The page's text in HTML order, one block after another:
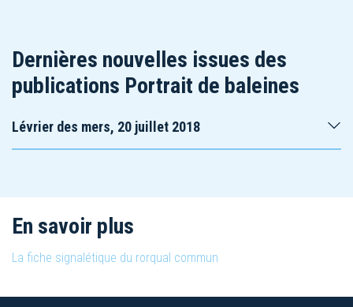
Dernières nouvelles issues des
publications Portrait de baleines
Lévrier des mers, 20 juillet 2018
En savoir plus
La fiche signalétique du rorqual commun